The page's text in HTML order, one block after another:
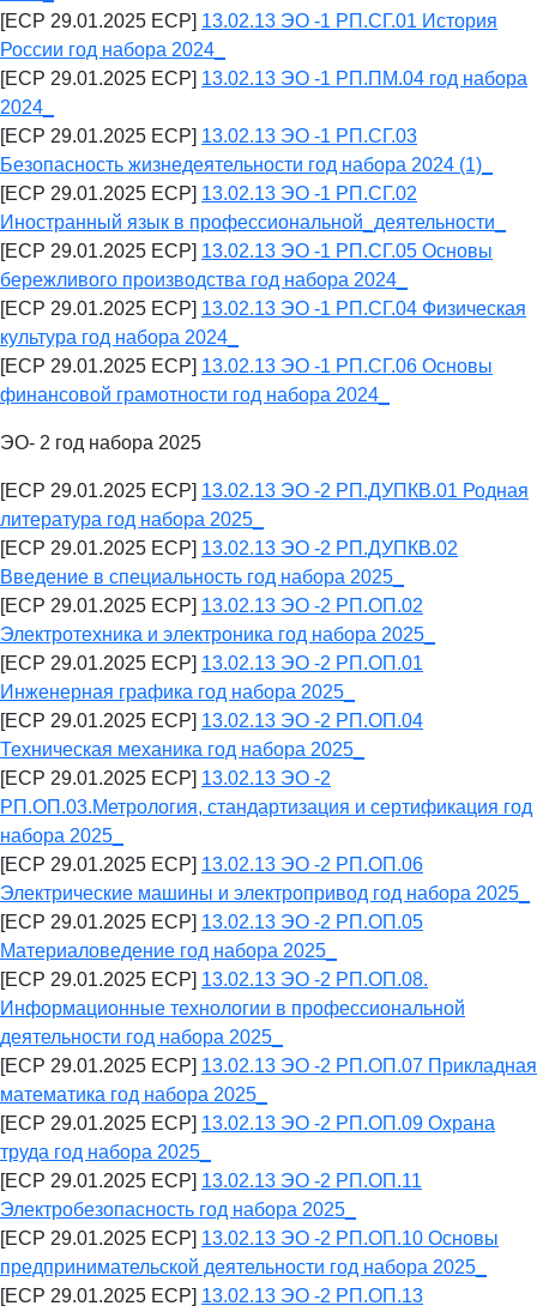
[ECP 29.01.2025 ECP] 13.02.13 ЭО -1 РП.СГ.01 История
России год набора 2024_
[ECP 29.01.2025 ECP] 13.02.13 ЭО -1 РП.ПМ.04 год набора
2024_
[ECP 29.01.2025 ECP] 13.02.13 ЭО -1 РП.СГ.03
Безопасность жизнедеятельности год набора 2024 (1)_
[ECP 29.01.2025 ECP] 13.02.13 ЭО -1 РП.СГ.02
Иностранный язык в профессиональной_деятельности_
[ECP 29.01.2025 ECP] 13.02.13 ЭО -1 РП.СГ.05 Основы
бережливого производства год набора 2024_
[ECP 29.01.2025 ECP] 13.02.13 ЭО -1 РП.СГ.04 Физическая
культура год набора 2024_
[ECP 29.01.2025 ECP] 13.02.13 ЭО -1 РП.СГ.06 Основы
финансовой грамотности год набора 2024_
ЭО- 2 год набора 2025
[ECP 29.01.2025 ECP] 13.02.13 ЭО -2 РП.ДУПКВ.01 Родная
литература год набора 2025_
[ECP 29.01.2025 ECP] 13.02.13 ЭО -2 РП.ДУПКВ.02
Введение в специальность год набора 2025_
[ECP 29.01.2025 ECP] 13.02.13 ЭО -2 РП.ОП.02
Электротехника и электроника год набора 2025_
[ECP 29.01.2025 ECP] 13.02.13 ЭО -2 РП.ОП.01
Инженерная графика год набора 2025_
[ECP 29.01.2025 ECP] 13.02.13 ЭО -2 РП.ОП.04
Техническая механика год набора 2025_
[ECP 29.01.2025 ECP] 13.02.13 ЭО -2
РП.ОП.03.Метрология, стандартизация и сертификация год
набора 2025_
[ECP 29.01.2025 ECP] 13.02.13 ЭО -2 РП.ОП.06
Электрические машины и электропривод год набора 2025_
[ECP 29.01.2025 ECP] 13.02.13 ЭО -2 РП.ОП.05
Материаловедение год набора 2025_
[ECP 29.01.2025 ECP] 13.02.13 ЭО -2 РП.ОП.08.
Информационные технологии в профессиональной
деятельности год набора 2025_
[ECP 29.01.2025 ECP] 13.02.13 ЭО -2 РП.ОП.07 Прикладная
математика год набора 2025_
[ECP 29.01.2025 ECP] 13.02.13 ЭО -2 РП.ОП.09 Охрана
труда год набора 2025_
[ECP 29.01.2025 ECP] 13.02.13 ЭО -2 РП.ОП.11
Электробезопасность год набора 2025_
[ECP 29.01.2025 ECP] 13.02.13 ЭО -2 РП.ОП.10 Основы
предпринимательской деятельности год набора 2025_
[ECP 29.01.2025 ECP] 13.02.13 ЭО -2 РП.ОП.13